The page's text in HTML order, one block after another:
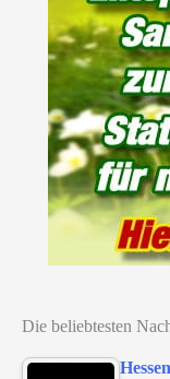
Die beliebtesten